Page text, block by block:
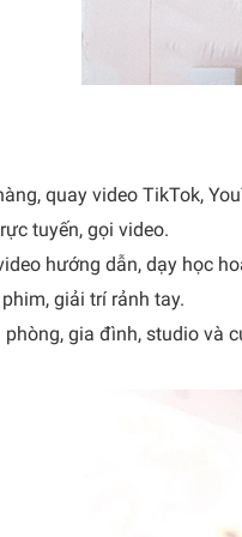
quay video TikTok,
tuyến, gọi video.
hướng dẫn, dạy học
giải trí rảnh tay.
phòng, gia đình, studio và